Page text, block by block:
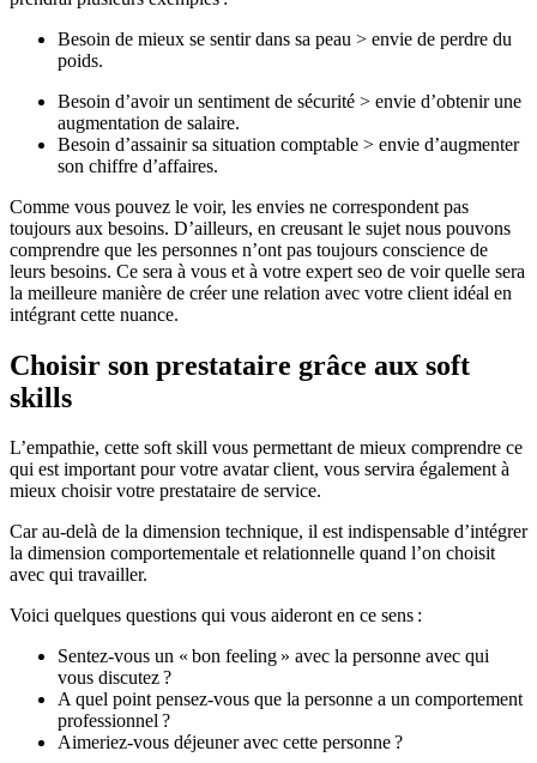
Besoin de mieux se sentir dans sa peau > envie de perdre du
poids.
Besoin d’avoir un sentiment de sécurité > envie d’obtenir une
augmentation de salaire.
Besoin d’assainir sa situation comptable > envie d’augmenter
son chiffre d’affaires.
Comme vous pouvez le voir, les envies ne correspondent pas
toujours aux besoins. D’ailleurs, en creusant le sujet nous pouvons
comprendre que les personnes n’ont pas toujours conscience de
leurs besoins. Ce sera à vous et à votre expert seo de voir quelle sera
la meilleure manière de créer une relation avec votre client idéal en
intégrant cette nuance.
Choisir son prestataire grâce aux soft
skills
L’empathie, cette soft skill vous permettant de mieux comprendre ce
qui est important pour votre avatar client, vous servira également à
mieux choisir votre prestataire de service.
Car au-delà de la dimension technique, il est indispensable d’intégrer
la dimension comportementale et relationnelle quand l’on choisit
avec qui travailler.
Voici quelques questions qui vous aideront en ce sens :
Sentez-vous un « bon feeling » avec la personne avec qui
vous discutez ?
A quel point pensez-vous que la personne a un comportement
professionnel ?
Aimeriez-vous déjeuner avec cette personne ?